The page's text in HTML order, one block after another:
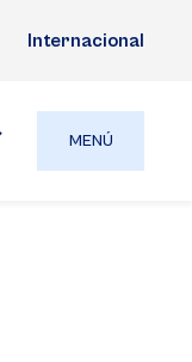
Internacional
MENÚ